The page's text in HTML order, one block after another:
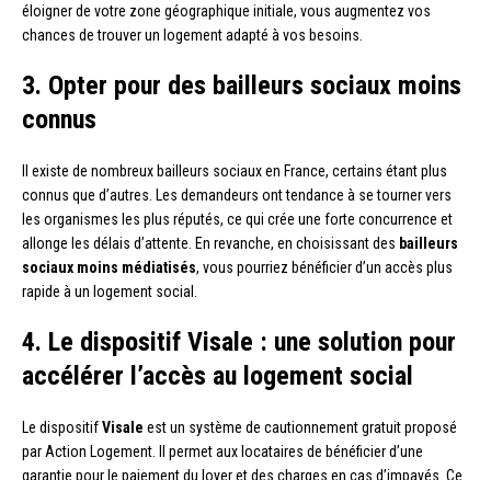
éloigner de votre zone géographique initiale, vous augmentez vos
chances de trouver un logement adapté à vos besoins.
3. Opter pour des bailleurs sociaux moins
connus
Il existe de nombreux bailleurs sociaux en France, certains étant plus
connus que d’autres. Les demandeurs ont tendance à se tourner vers
les organismes les plus réputés, ce qui crée une forte concurrence et
allonge les délais d’attente. En revanche, en choisissant des bailleurs
sociaux moins médiatisés, vous pourriez bénéficier d’un accès plus
rapide à un logement social.
4. Le dispositif Visale : une solution pour
accélérer l’accès au logement social
Le dispositifVisale est un système de cautionnement gratuit proposé
par Action Logement. Il permet aux locataires de bénéficier d’une
garantie pour le paiement du loyer et des charges en cas d’impayés. Ce